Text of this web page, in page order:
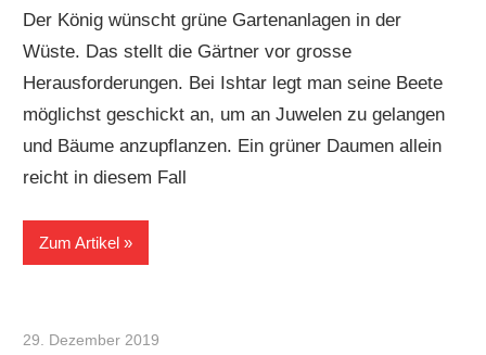
Der König wünscht grüne Gartenanlagen in der
Wüste. Das stellt die Gärtner vor grosse
Herausforderungen. Bei Ishtar legt man seine Beete
möglichst geschickt an, um an Juwelen zu gelangen
und Bäume anzupflanzen. Ein grüner Daumen allein
reicht in diesem Fall
Zum Artikel
29. Dezember 2019